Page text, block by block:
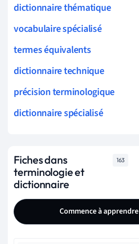
dictionnaire thématique
vocabulaire spécialisé
termes équivalents
dictionnaire technique
précision terminologique
dictionnaire spécialisé
Fiches dans
terminologie et
dictionnaire
163
Commence à apprendre